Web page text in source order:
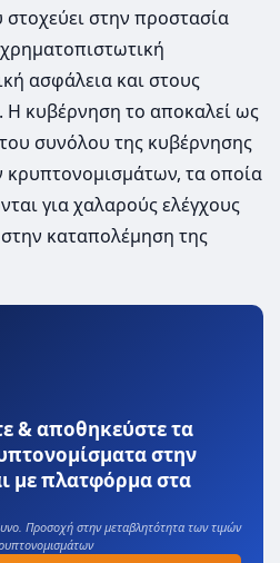
στην προστασία
ασφάλεια και στους
Η κυβέρνηση το αποκαλεί ως
συνόλου της κυβέρνησης
κρυπτονομισμάτων, τα οποία
για χαλαρούς ελέγχους
καταπολέμηση της
& αποθηκεύστε τα
στην
με πλατφόρμα στα
Προσοχή στην μεταβλητότητα των τιμών